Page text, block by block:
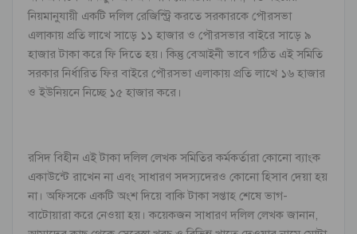
নিয়মানুযায়ী একটি দলিল রেজিস্ট্রি করতে সরকারকে পৌরসভা
এলাকায় প্রতি লাখে সাড়ে ১১ হাজার ও পৌরসভার বাইরে সাড়ে ৯
হাজার টাকা করে ফি দিতে হয়। কিন্তু বেআইনী ভাবে গঠিত এই সমিতি
সরকার নির্ধারিত ফির বাইরে পৌরসভা এলাকায় প্রতি লাখে ১৬ হাজার
ও ইউনিয়নে নিচ্ছে ১৫ হাজার করে।
রসিদ বিহীন এই টাকা দলিল লেখক সমিতির কর্মকর্তারা কোনো ব্যাংক
একাউন্টে রাখেন না এবং সাধারণ সদস্যদেরও কোনো হিসাব দেয়া হয়
না। অফিসকে একটি অংশ দিয়ে বাকি টাকা সপ্তাহ শেষে ভাগ-
বাটোয়ারা করে নেওয়া হয়। কয়েকজন সাধারণ দলিল লেখক জানান,